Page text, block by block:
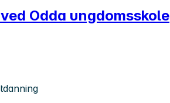
Odda ungdomsskole